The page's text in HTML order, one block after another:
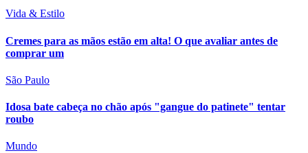
Vida & Estilo
Cremes para as mãos estão em alta! O que avaliar antes de
comprar um
São Paulo
Idosa bate cabeça no chão após "gangue do patinete" tentar
roubo
Mundo